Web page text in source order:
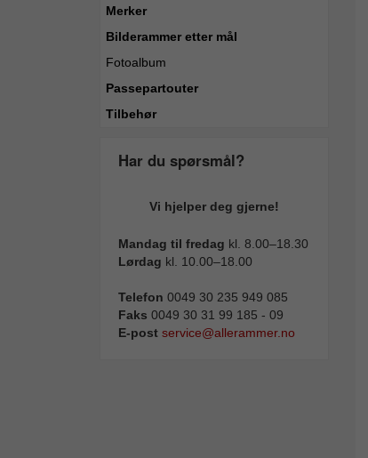
Merker
Bilderammer etter mål
Fotoalbum
Passepartouter
Tilbehør
Har du spørsmål?
Vi hjelper deg gjerne!
Mandag til fredag kl. 8.00–18.30
Lørdag kl. 10.00–18.00
Telefon 0049 30 235 949 085
Faks 0049 30 31 99 185 - 09
E-post service@allerammer.no